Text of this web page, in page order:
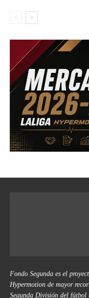
Fondo Segunda es el
Hypermotion de mayor
Segunda División del fútbol